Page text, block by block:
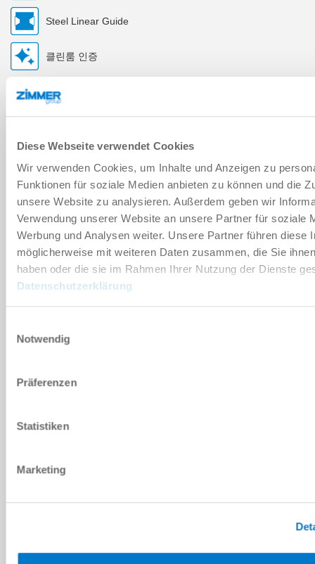
Diese Webseite verwendet Cookies
Wir verwenden Cookies, um Inhalte und Anzeigen zu
Funktionen für soziale Medien anbieten zu können und die
unsere Website zu analysieren. Außerdem geben wir
Verwendung unserer Website an unsere Partner für soziale
Werbung und Analysen weiter. Unsere Partner führen diese
möglicherweise mit weiteren Daten zusammen, die Sie
haben oder die sie im Rahmen Ihrer Nutzung der Dienste
Datenschutzerklärung
Notwendig
Präferenzen
Statistiken
Marketing
Steel Linear Guide
클린룸 인증
개별화
장점 세부 정보
클린룸 적합성 인증서
다운로드